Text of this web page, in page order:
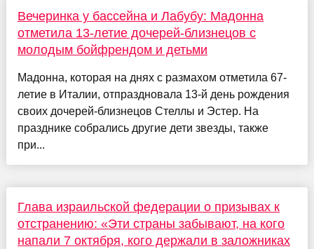
Вечеринка у бассейна и Лабубу: Мадонна
отметила 13-летие дочерей-близнецов с
молодым бойфрендом и детьми
Мадонна, которая на днях с размахом отметила 67-
летие в Италии, отпраздновала 13-й день рождения
своих дочерей-близнецов Стеллы и Эстер. На
празднике собрались другие дети звезды, также
при...
Глава израильской федерации о призывах к
отстранению: «Эти страны забывают, на кого
напали 7 октября, кого держали в заложниках